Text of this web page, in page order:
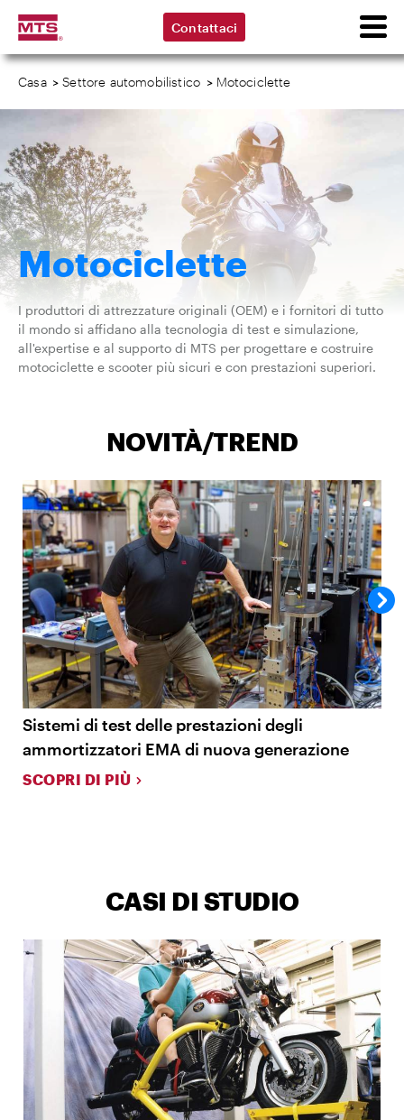
Contattaci
Casa >Settore automobilistico > Motociclette
Motociclette
I produttori di attrezzature originali (OEM) e i fornitori di tutto
il mondo si affidano alla tecnologia di test e simulazione,
all'expertise e al supporto di MTS per progettare e costruire
motociclette e scooter più sicuri e con prestazioni superiori.
NOVITÀ/TREND
Sistemi di test delle prestazioni degli
ammortizzatori EMA di nuova generazione
SCOPRI DI PIÙ
CASI DI STUDIO